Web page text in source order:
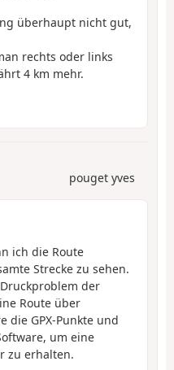
überhaupt nicht gut,
rechts oder links
4 km mehr.
pouget yves
ich die Route
Strecke zu sehen.
der
Route über
die GPX-Punkte und
um eine
zu erhalten.